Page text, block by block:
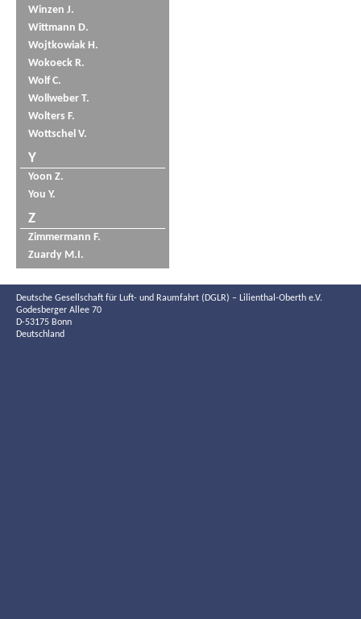
Winzen J.
Wittmann D.
Wojtkowiak H.
Wokoeck R.
Wolf C.
Wollweber T.
Wolters F.
Wottschel V.
Y
Yoon Z.
You Y.
Z
Zimmermann F.
Zuardy M.I.
Deutsche Gesellschaft für Luft- und Raumfahrt (DGLR) – Lilienthal-Oberth e.V.
Godesberger Allee 70
D-53175 Bonn
Deutschland